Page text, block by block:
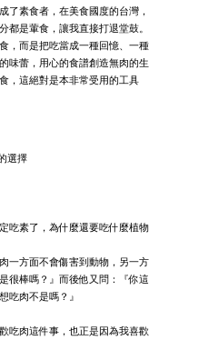
了素食者，在美食國度的台灣，
都是葷食，讓我直接打退堂鼓。
，而是把吃當成一種回憶、一種
味蕾，用心的食譜創造無肉的生
，這絕對是本非常受用的工具
選擇
吃素了，為什麼還要吃什麼植物
一方面不會傷害到動物，另一方
很棒嗎？』而後他又問：『你這
吃肉不是嗎？』
吃肉這件事，也正是因為我喜歡